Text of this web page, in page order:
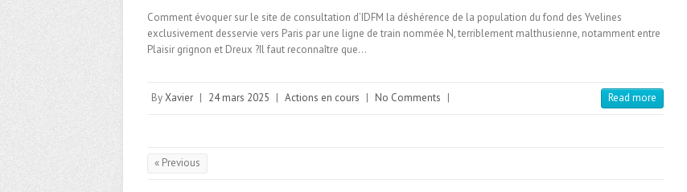
Comment évoquer sur le site de consultation d’IDFM la déshérence de la population du fond des Yvelines
exclusivement desservie vers Paris par une ligne de train nommée N, terriblement malthusienne, notamment entre
Plaisir grignon et Dreux ?Il faut reconnaître que…
ByXavier | 24 mars 2025 | Actions en cours | No Comments | Read more
« Previous